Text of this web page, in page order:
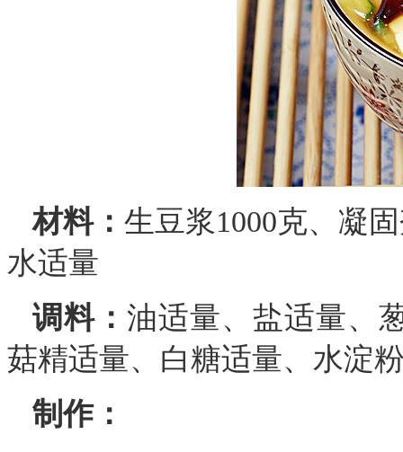
材料：生豆浆1000克、凝
水适量
调料： 油适量、盐适量、
菇精适量、白糖适量、水淀
制作：